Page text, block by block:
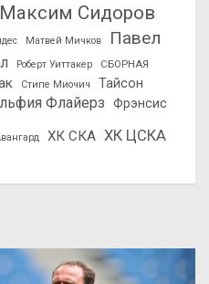
Максим Сидоров
Матвей Мичков
Павел
Роберт Уиттакер
СБОРНАЯ
Стипе Миочич
Тайсон
Флайерз Фрэнсис
ХК СКА ХК ЦСКА